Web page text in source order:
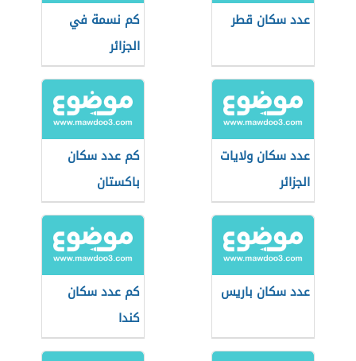
عدد سكان قطر
كم نسمة في
الجزائر
عدد سكان ولايات
الجزائر
كم عدد سكان
باكستان
عدد سكان باريس
كم عدد سكان
كندا